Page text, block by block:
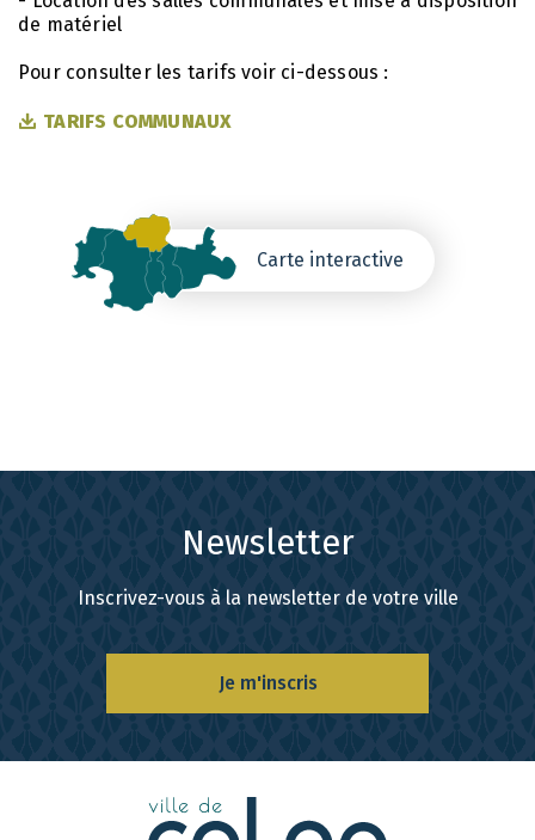
de matériel
Pour consulter les tarifs voir ci-dessous :
TARIFS COMMUNAUX
Carte interactive
Newsletter
Inscrivez-vous à la newsletter de votre ville
Je m'inscris